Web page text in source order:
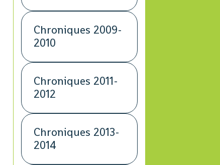
Chroniques 2009-
2010
Chroniques 2011-
2012
Chroniques 2013-
2014